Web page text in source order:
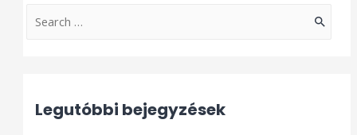
S
c
Legutóbbi bejegyzések